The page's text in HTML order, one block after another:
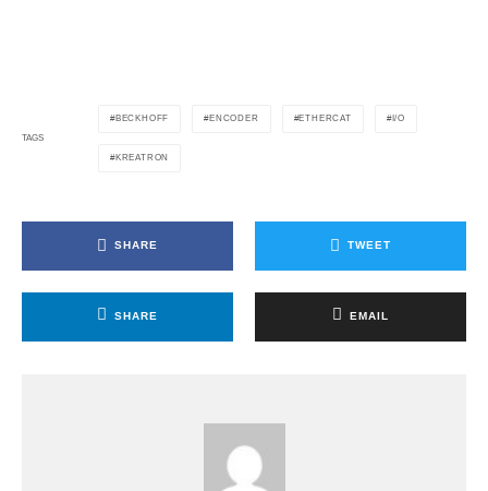
TAGS
BECKHOFF ENCODER ETHERCAT I/O
KREATRON
SHARE TWEET
SHARE EMAIL